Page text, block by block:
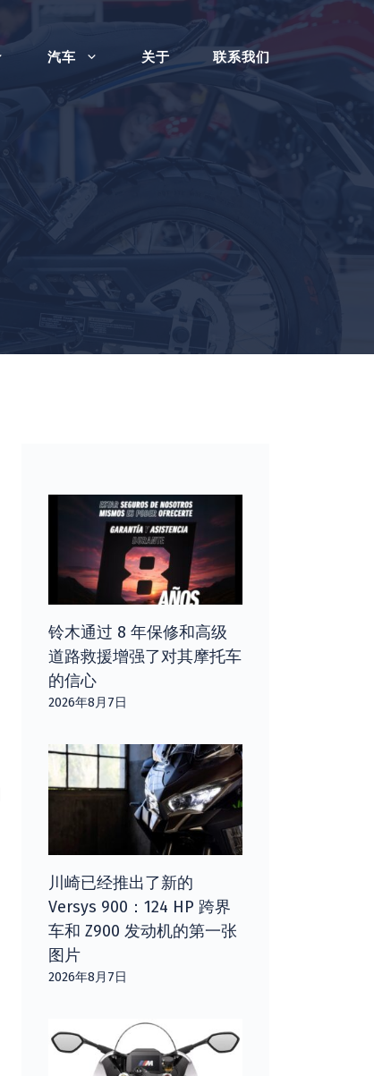
汽车 关于 联系我们
铃木通过 8 年保修和高级
道路救援增强了对其摩托车
的信心
2026年8月7日
川崎已经推出了新的
Versys 900：124 HP 跨界
车和 Z900 发动机的第一张
图片
2026年8月7日